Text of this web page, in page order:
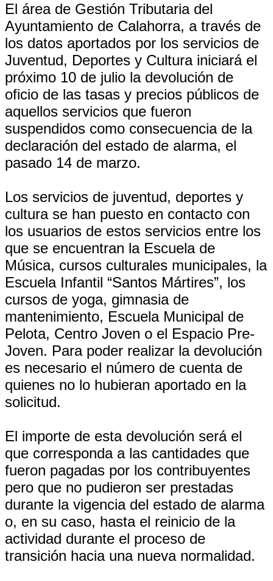
El área de Gestión Tributaria del
Ayuntamiento de Calahorra, a través de
los datos aportados por los servicios de
Juventud, Deportes y Cultura iniciará el
próximo 10 de julio la devolución de
oficio de las tasas y precios públicos de
aquellos servicios que fueron
suspendidos como consecuencia de la
declaración del estado de alarma, el
pasado 14 de marzo.
Los servicios de juventud, deportes y
cultura se han puesto en contacto con
los usuarios de estos servicios entre los
que se encuentran la Escuela de
Música, cursos culturales municipales, la
Escuela Infantil “Santos Mártires”, los
cursos de yoga, gimnasia de
mantenimiento, Escuela Municipal de
Pelota, Centro Joven o el Espacio Pre-
Joven. Para poder realizar la devolución
es necesario el número de cuenta de
quienes no lo hubieran aportado en la
solicitud.
El importe de esta devolución será el
que corresponda a las cantidades que
fueron pagadas por los contribuyentes
pero que no pudieron ser prestadas
durante la vigencia del estado de alarma
o, en su caso, hasta el reinicio de la
actividad durante el proceso de
transición hacia una nueva normalidad.